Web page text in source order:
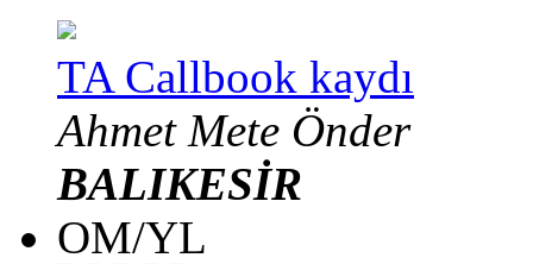
TA Callbook kaydı
Ahmet Mete Önder
BALIKESİR
OM/YL